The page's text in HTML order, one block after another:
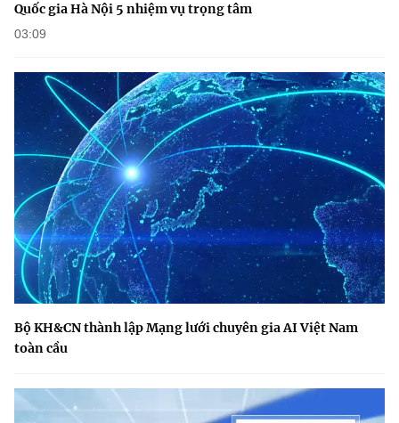
Quốc gia Hà Nội 5 nhiệm vụ trọng tâm
03:09
Bộ KH&CN thành lập Mạng lưới chuyên gia AI Việt Nam
toàn cầu